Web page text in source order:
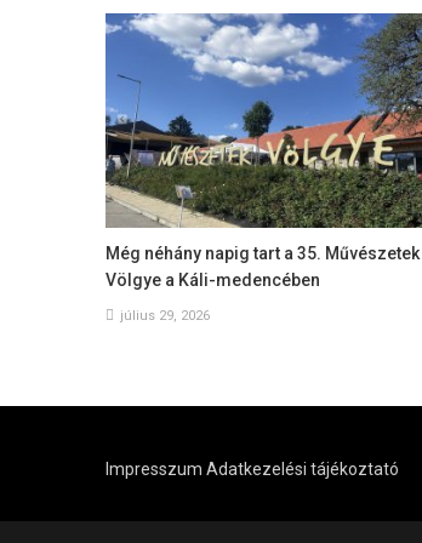
Még néhány napig tart a 35. Művészetek
Völgye a Káli-medencében
július 29, 2026
Impresszum Adatkezelési tájékoztató